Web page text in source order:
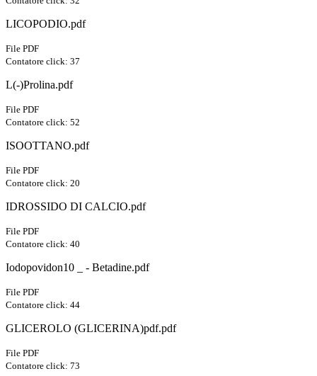
LICOPODIO.pdf
File PDF
Contatore click: 37
L(-)Prolina.pdf
File PDF
Contatore click: 52
ISOOTTANO.pdf
File PDF
Contatore click: 20
IDROSSIDO DI CALCIO.pdf
File PDF
Contatore click: 40
Iodopovidon10 _ - Betadine.pdf
File PDF
Contatore click: 44
GLICEROLO (GLICERINA)pdf.pdf
File PDF
Contatore click: 73